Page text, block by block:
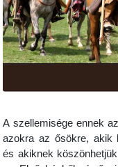
„A szellemisége
azokra az
és akiknek